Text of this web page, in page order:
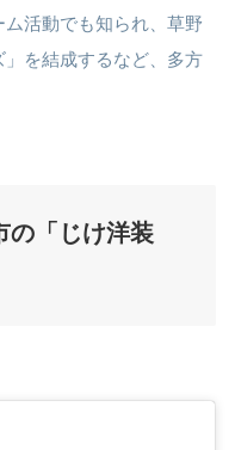
活動でも知られ、草野
を結成するなど、多方
の「じけ洋装